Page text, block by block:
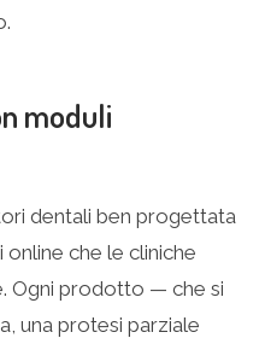
moduli
dentali ben progettata
che le cliniche
Ogni prodotto — che si
una protesi parziale